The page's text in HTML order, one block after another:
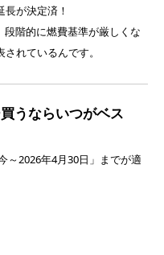
が決定済！
階的に燃費基準が厳しくな
されているんです。
うならいつがベス
～2026年4月30日」までが適